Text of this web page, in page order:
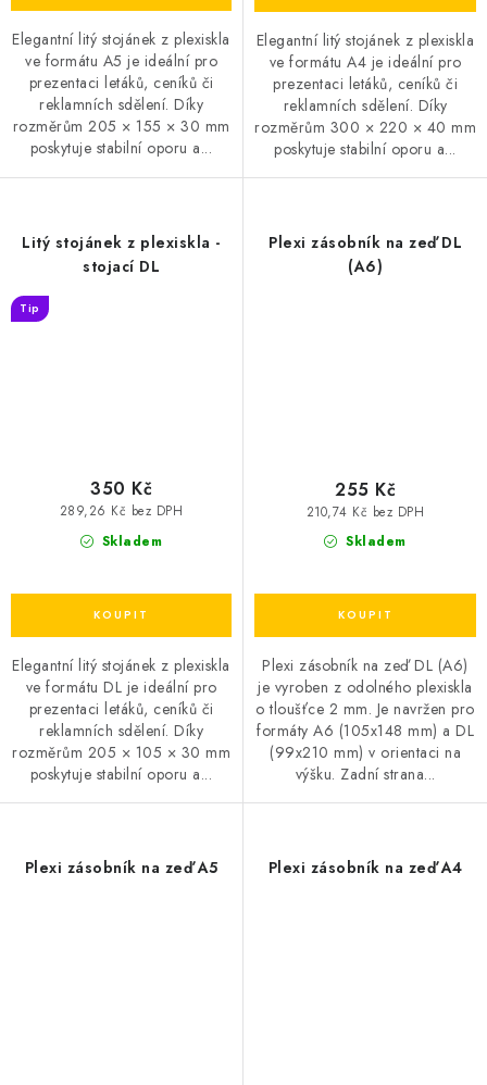
Elegantní litý stojánek z plexiskla
ve formátu A5 je ideální pro
prezentaci letáků, ceníků či
reklamních sdělení. Díky
rozměrům 205 × 155 × 30 mm
poskytuje stabilní oporu a...
Elegantní litý stojánek z plexiskla
ve formátu A4 je ideální pro
prezentaci letáků, ceníků či
reklamních sdělení. Díky
rozměrům 300 × 220 × 40 mm
poskytuje stabilní oporu a...
Litý stojánek z plexiskla -
stojací DL
Tip
Skladem
289,26 Kč bez DPH
350 Kč
Elegantní litý stojánek z plexiskla
ve formátu DL je ideální pro
prezentaci letáků, ceníků či
reklamních sdělení. Díky
rozměrům 205 × 105 × 30 mm
poskytuje stabilní oporu a...
Plexi zásobník na zeď DL
(A6)
Skladem
210,74 Kč bez DPH
255 Kč
Plexi zásobník na zeď DL (A6)
je vyroben z odolného plexiskla
o tloušťce 2 mm. Je navržen pro
formáty A6 (105x148 mm) a DL
(99x210 mm) v orientaci na
výšku. Zadní strana...
Plexi zásobník na zeď A5 Plexi zásobník na zeď A4